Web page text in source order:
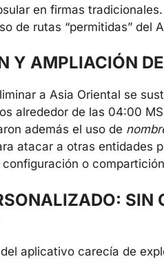
en firmas
de rutas “permitidas” del
Y AMPLIACIÓN
a Asia Oriental se
alrededor de las 04:00
además el uso de
atacar a otras entidades
o
SIN
aplicativo carecía de